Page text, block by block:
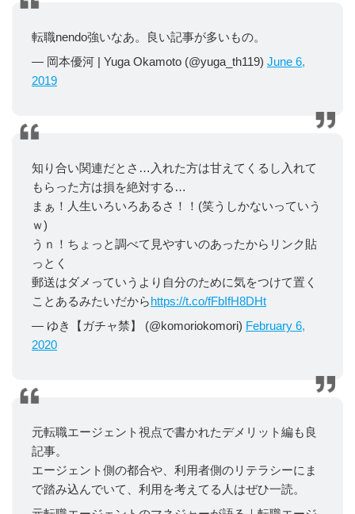
転職nendo強いなあ。良い記事が多いもの。
— 岡本優河 | Yuga Okamoto (@yuga_th119) June 6,
2019
知り合い関連だとさ…入れた方は甘えてくるし入れて
もらった方は損を絶対する…
まぁ！人生いろいろあるさ！！(笑うしかないっていう
ｗ)
うｎ！ちょっと調べて見やすいのあったからリンク貼
っとく
郵送はダメっていうより自分のために気をつけて置く
ことあるみたいだから https://t.co/fFbIfH8DHt
— ゆき【ガチャ禁】 (@komoriokomori) February 6,
2020
元転職エージェント視点で書かれたデメリット編も良
記事。
エージェント側の都合や、利用者側のリテラシーにま
で踏み込んでいて、利用を考えてる人はぜひ一読。